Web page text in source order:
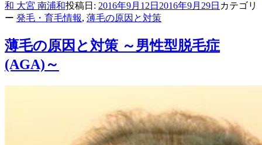
和 大宮 南浦和投稿日: 2016年9月12日 2016年9月29日 カテゴリ
ー 発毛・育毛情報, 薄毛の原因と対策
薄毛の原因と対策 ～男性型脱毛症
(AGA)～